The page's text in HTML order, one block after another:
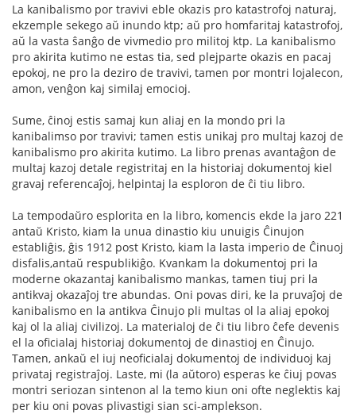
La kanibalismo por travivi eble okazis pro katastrofoj naturaj,
ekzemple sekego aŭ inundo ktp; aŭ pro homfaritaj katastrofoj,
aŭ la vasta ŝanĝo de vivmedio pro militoj ktp. La kanibalismo
pro akirita kutimo ne estas tia, sed plejparte okazis en pacaj
epokoj, ne pro la deziro de travivi, tamen por montri lojalecon,
amon, venĝon kaj similaj emocioj.
Sume, ĉinoj estis samaj kun aliaj en la mondo pri la
kanibalimso por travivi; tamen estis unikaj pro multaj kazoj de
kanibalismo pro akirita kutimo. La libro prenas avantaĝon de
multaj kazoj detale registritaj en la historiaj dokumentoj kiel
gravaj referencaĵoj, helpintaj la esploron de ĉi tiu libro.
La tempodaŭro esplorita en la libro, komencis ekde la jaro 221
antaŭ Kristo, kiam la unua dinastio kiu unuigis Ĉinujon
establiĝis, ĝis 1912 post Kristo, kiam la lasta imperio de Ĉinuoj
disfalis,antaŭ respublikiĝo. Kvankam la dokumentoj pri la
moderne okazantaj kanibalismo mankas, tamen tiuj pri la
antikvaj okazaĵoj tre abundas. Oni povas diri, ke la pruvaĵoj de
kanibalismo en la antikva Ĉinujo pli multas ol la aliaj epokoj
kaj ol la aliaj civilizoj. La materialoj de ĉi tiu libro ĉefe devenis
el la oficialaj historiaj dokumentoj de dinastioj en Ĉinujo.
Tamen, ankaŭ el iuj neoficialaj dokumentoj de individuoj kaj
privataj registraĵoj. Laste, mi (la aŭtoro) esperas ke ĉiuj povas
montri seriozan sintenon al la temo kiun oni ofte neglektis kaj
per kiu oni povas plivastigi sian sci-amplekson.